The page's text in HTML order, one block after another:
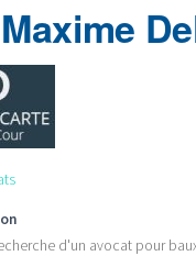
d'un avocat pour